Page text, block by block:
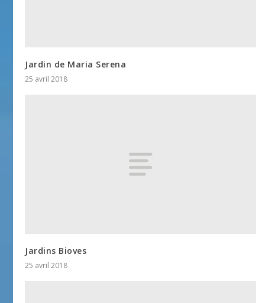
Jardin de Maria Serena
25 avril 2018
Jardins Bioves
25 avril 2018